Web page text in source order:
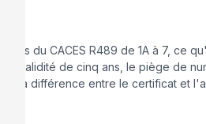
du CACES R489 de 1A à 7, ce
la validité de cinq ans, le piège de
et la différence entre le certificat et